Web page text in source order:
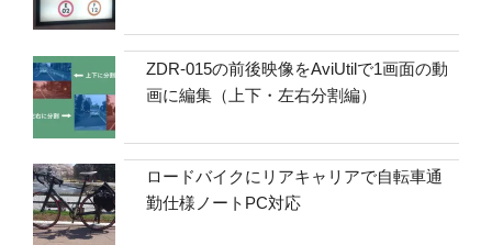
ZDR-015の前後映像をAviUtilで1画面の動
画に編集（上下・左右分割編）
ロードバイクにリアキャリアで自転車通
勤仕様ノートPC対応